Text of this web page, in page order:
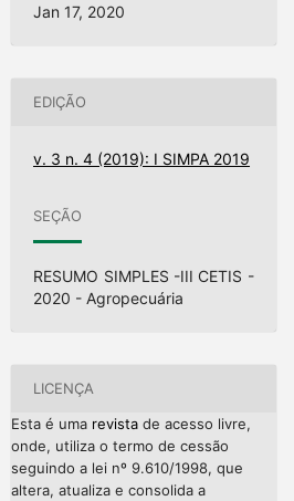
Jan 17, 2020
EDIÇÃO
v. 3 n. 4 (2019): I SIMPA 2019
SEÇÃO
RESUMO SIMPLES -III CETIS -
2020 - Agropecuária
LICENÇA
Esta é uma revista de acesso livre,
onde, utiliza o termo de cessão
seguindo a lei nº 9.610/1998, que
altera, atualiza e consolida a